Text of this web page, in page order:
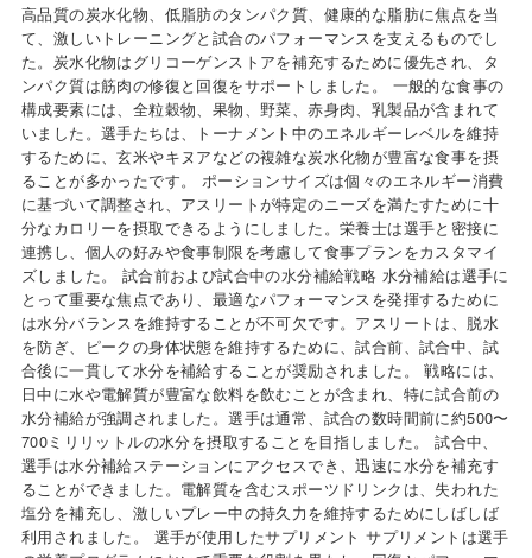
高品質の炭水化物、低脂肪のタンパク質、健康的な脂肪に焦点を当
て、激しいトレーニングと試合のパフォーマンスを支えるものでし
た。炭水化物はグリコーゲンストアを補充するために優先され、タ
ンパク質は筋肉の修復と回復をサポートしました。 一般的な食事の
構成要素には、全粒穀物、果物、野菜、赤身肉、乳製品が含まれて
いました。選手たちは、トーナメント中のエネルギーレベルを維持
するために、玄米やキヌアなどの複雑な炭水化物が豊富な食事を摂
ることが多かったです。 ポーションサイズは個々のエネルギー消費
に基づいて調整され、アスリートが特定のニーズを満たすために十
分なカロリーを摂取できるようにしました。栄養士は選手と密接に
連携し、個人の好みや食事制限を考慮して食事プランをカスタマイ
ズしました。 試合前および試合中の水分補給戦略 水分補給は選手に
とって重要な焦点であり、最適なパフォーマンスを発揮するために
は水分バランスを維持することが不可欠です。アスリートは、脱水
を防ぎ、ピークの身体状態を維持するために、試合前、試合中、試
合後に一貫して水分を補給することが奨励されました。 戦略には、
日中に水や電解質が豊富な飲料を飲むことが含まれ、特に試合前の
水分補給が強調されました。選手は通常、試合の数時間前に約500〜
700ミリリットルの水分を摂取することを目指しました。 試合中、
選手は水分補給ステーションにアクセスでき、迅速に水分を補充す
ることができました。電解質を含むスポーツドリンクは、失われた
塩分を補充し、激しいプレー中の持久力を維持するためにしばしば
利用されました。 選手が使用したサプリメント サプリメントは選手